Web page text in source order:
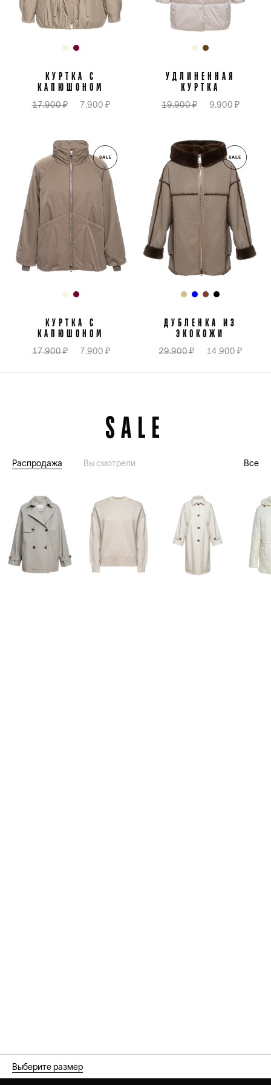
Выберите размер
КУРТКА С
КАПЮШОНОМ
17.900 ₽ 7.900 ₽
УДЛИНЕННАЯ
КУРТКА
19.900 ₽ 9.900 ₽
SALE
КУРТКА С
КАПЮШОНОМ
17.900 ₽ 7.900 ₽
SALE
ДУБЛЕНКА ИЗ
ЭКОКОЖИ
29.900 ₽ 14.900 ₽
Распродажа Вы смотрели Все
SALE